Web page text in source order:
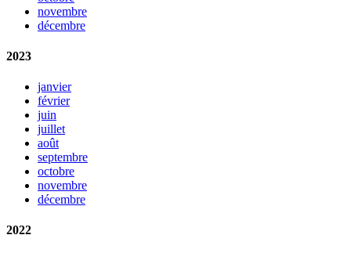
novembre
décembre
2023
janvier
février
juin
juillet
août
septembre
octobre
novembre
décembre
2022